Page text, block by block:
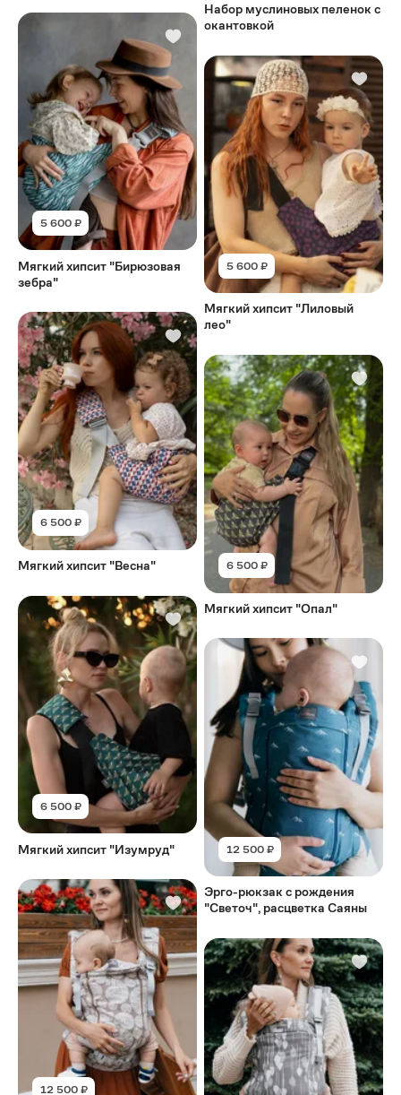
5 600 ₽
Мягкий хипсит "Бирюзовая
зебра"
6 500 ₽
Мягкий хипсит "Весна"
6 500 ₽
Мягкий хипсит "Изумруд"
12 500 ₽
Набор муслиновых пеленок с
окантовкой
5 600 ₽
Мягкий хипсит "Лиловый
лео"
6 500 ₽
Мягкий хипсит "Опал"
12 500 ₽
Эрго-рюкзак с рождения
"Светоч", расцветка Саяны